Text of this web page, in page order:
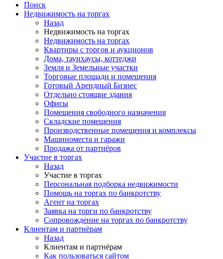
Поиск
Недвижимость на торгах
Назад
Недвижимость на торгах
Недвижимость на торгах
Квартиры с торгов и аукционов
Дома, таунхаусы, коттеджи
Земля и Земельные участки
Торговые площади и помещения
Готовый Арендный Бизнес
Отдельно стоящие здания
Офисы
Помещения свободного назначения
Складские помещения
Производственные помещения и комплексы
Машиноместа и гаражи
Продажа от партнёров
Участие в торгах
Назад
Участие в торгах
Персональная подборка недвижимости
Помощь на торгах по банкротству
Агент на торгах
Заявка на торги по банкротству
Сопровождение на торгах по банкротству
Клиентам и партнёрам
Назад
Клиентам и партнёрам
Как пользоваться сайтом